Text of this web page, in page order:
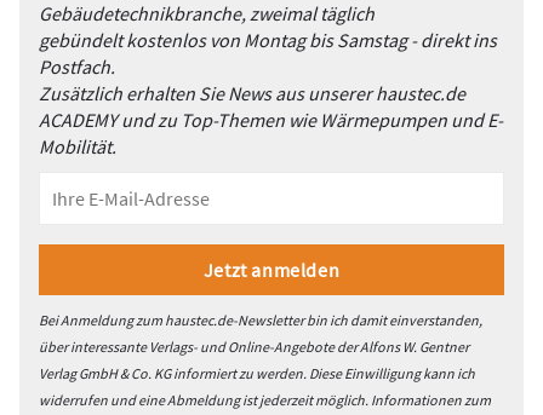
Gebäudetechnikbranche, zweimal täglich
gebündelt kostenlos von Montag bis Samstag - direkt ins
Postfach.
Zusätzlich erhalten Sie News aus unserer haustec.de
ACADEMY und zu Top-Themen wie Wärmepumpen und E-
Mobilität.
Bei Anmeldung zum haustec.de-Newsletter bin ich damit einverstanden,
über interessante Verlags- und Online-Angebote der Alfons W. Gentner
Verlag GmbH & Co. KG informiert zu werden. Diese Einwilligung kann ich
widerrufen und eine Abmeldung ist jederzeit möglich. Informationen zum